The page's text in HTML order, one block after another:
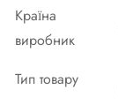
Країна
виробник
Тип товару